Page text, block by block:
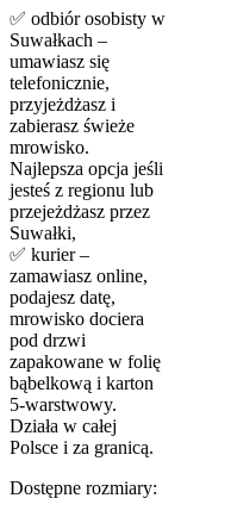
✅ odbiór osobisty w
Suwałkach –
umawiasz się
telefonicznie,
przyjeżdżasz i
zabierasz świeże
mrowisko.
Najlepsza opcja jeśli
jesteś z regionu lub
przejeżdżasz przez
Suwałki,
✅ kurier –
zamawiasz online,
podajesz datę,
mrowisko dociera
pod drzwi
zapakowane w folię
bąbelkową i karton
5-warstwowy.
Działa w całej
Polsce i za granicą.
Dostępne rozmiary: